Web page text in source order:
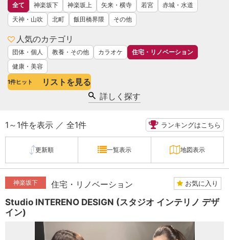
全て 神楽坂下 神楽坂上 矢来・横寺 若宮
赤城・水道
天神・山吹
北町 飯田橋界隈 その他
人気のカテゴリ
団体・個人 教養・その他 カラオケ
住宅・リノベーション
健康・美容
1件ヒット
リストを見る
詳しく探す
1～1件を表示 ／ 全1件 ランキングはこちら
更新順 一覧表示 地図表示
神楽坂下 住宅・リノベーション お気に入り
Studio INTERENO DESIGN (スタジオ インテリノ デザ
イン)